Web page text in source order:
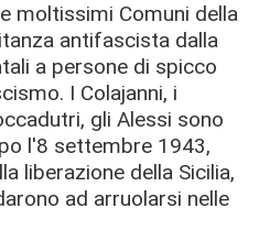
moltissimi Comuni della
antifascista dalla
a persone di spicco
I Colajanni, i
gli Alessi sono
l'8 settembre 1943,
liberazione della Sicilia,
ad arruolarsi nelle